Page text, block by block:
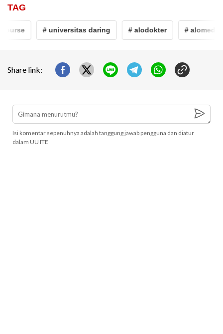
TAG
# universitas daring # alodokter #
Share link:
Isi komentar sepenuhnya adalah tanggung jawab pengguna dan diatur
dalam UU ITE